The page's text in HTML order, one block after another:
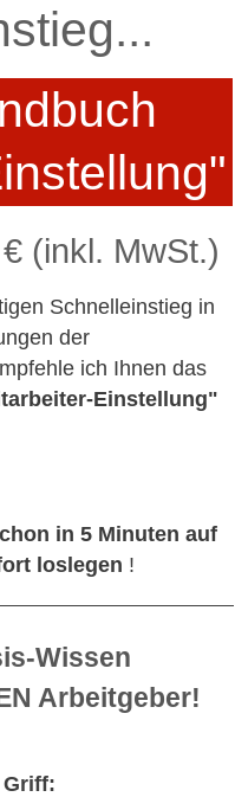
(inkl. MwSt.)
Schnelleinstieg in
der
ich Ihnen das
Einstellung"
in 5 Minuten auf
loslegen !
Wissen
Arbeitgeber!